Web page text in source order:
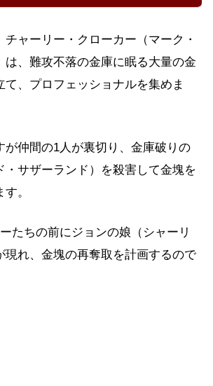
ャーリー・クローカー（マーク・
は、難攻不落の金庫に眠る大量の金
て、プロフェッショナルを集めま
が仲間の1人が裏切り、金庫破りの
・サザーランド）を殺害して金塊を
。
たちの前にジョンの娘（シャーリ
現れ、金塊の再奪取を計画するので